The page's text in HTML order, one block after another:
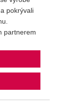
pokrývali
partnerem